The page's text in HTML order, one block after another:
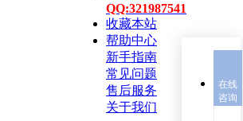
QQ:321987541
收藏本站
帮助中心
新手指南
常见问题
售后服务
关于我们
在线
咨询